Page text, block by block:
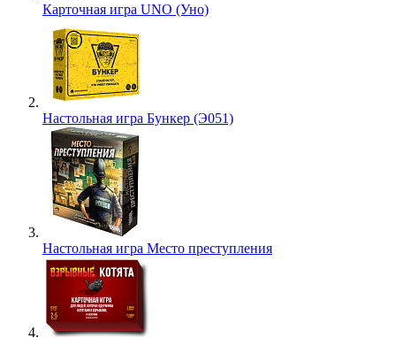
Карточная игра UNO (Уно)
Настольная игра Бункер (Э051)
Настольная игра Место преступления